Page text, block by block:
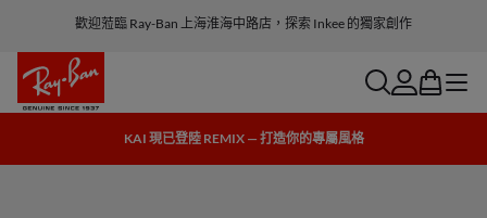
歡迎蒞臨 Ray-Ban 上海淮海中路店，探索 Inkee 的獨家創作
searchaccount
bag menu
KAI 現已登陸 REMIX — 打造你的專屬風格